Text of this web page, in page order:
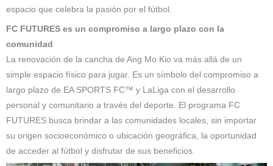
espacio que celebra la pasión por el fútbol.
FC FUTURES es un compromiso a largo plazo con la
comunidad
La renovación de la cancha de Ang Mo Kio va más allá de un
simple espacio físico para jugar. Es un símbolo del compromiso a
largo plazo de EA SPORTS FC™ y LaLiga con el desarrollo
personal y comunitario a través del deporte. El programa FC
FUTURES busca brindar a las comunidades locales, sin importar
su origen socioeconómico o ubicación geográfica, la oportunidad
de acceder al fútbol y disfrutar de sus beneficios.